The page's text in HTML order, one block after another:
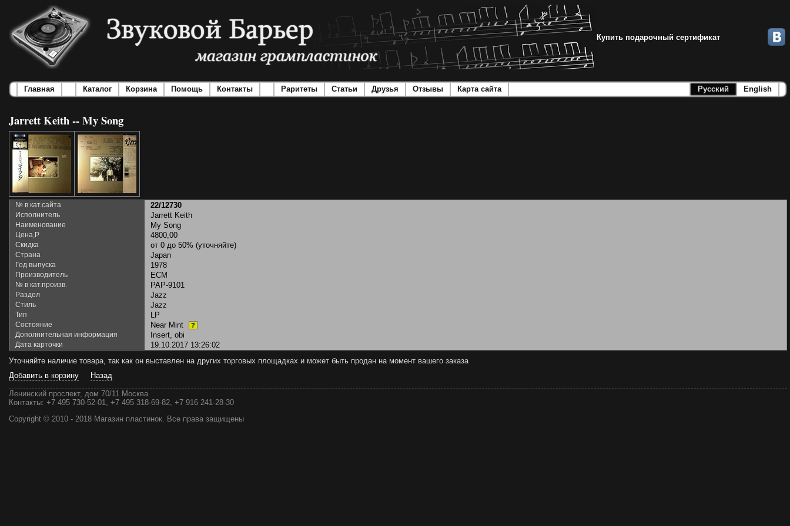
Купить подарочный сертификат
Главная Каталог Корзина Помощь Контакты Раритеты Статьи Друзья Отзывы Карта сайта Русский English
Jarrett Keith -- My Song
№ в кат.сайта 22/12730
Исполнитель Jarrett Keith
Наименование My Song
Цена,Р 4800,00
Скидка от 0 до 50% (уточняйте)
Страна Japan
Год выпуска 1978
Производитель ECM
№ в кат.произв. PAP-9101
Раздел Jazz
Стиль Jazz
Тип LP
Состояние Near Mint ?
Дополнительная информация Insert, obi
Дата карточки
19.10.2017 13:26:02
Уточняйте наличие товара, так как он выставлен на других торговых площадках и может быть продан на момент вашего заказа
Добавить в корзину
Назад
Ленинский проспект, дом 70/11 Москва
Контакты: +7 495 730-52-01, +7 495 318-69-82, +7 916 241-28-30
Copyright © 2010 - 2018 Магазин пластинок. Все права защищены